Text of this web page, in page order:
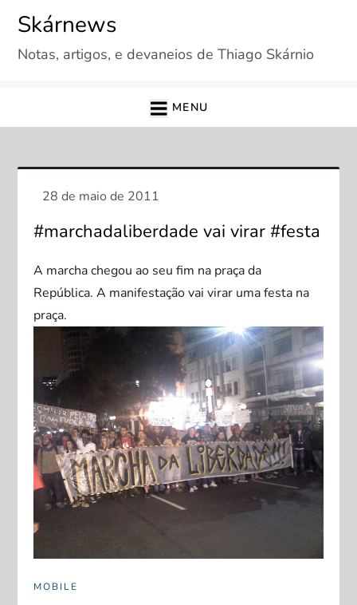
content
Skárnews
Notas, artigos, e devaneios de Thiago Skárnio
MENU
#marchadaliberdade vai virar #festa
A marcha chegou ao seu fim na praça da
República. A manifestação vai virar uma festa na
praça.
MOBILE